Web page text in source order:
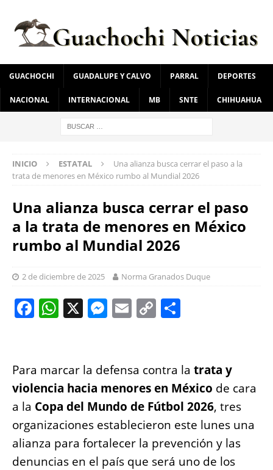
GUACHOCHI GUADALUPE Y CALVO PARRAL DEPORTES
NACIONAL INTERNACIONAL MB SNTE CHIHUAHUA
INICIO ESTATAL
Una alianza busca cerrar el paso a la
trata de menores en México rumbo al Mundial 2026
Una alianza busca cerrar el paso
a la trata de menores en México
rumbo al Mundial 2026
2 de diciembre de 2025 Norma Granados Duque
F
e
b
o
o
k
W
s
A
p
p
X M
e
n
g
er
E
l
C
y
Li
n
k
re
Para marcar la defensa contra la trata y
violencia hacia menoresen México de cara
a la Copa del Mundo de Fútbol 2026, tres
organizaciones establecieron este lunes una
alianza para fortalecer la prevención y las
denuncias en el país que será uno de los